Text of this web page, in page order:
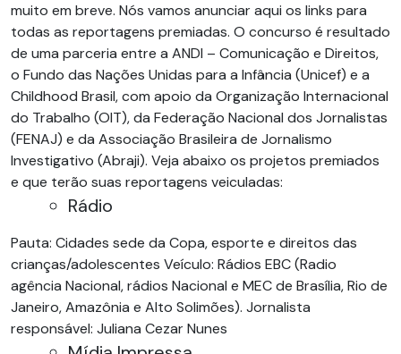
muito em breve. Nós vamos anunciar aqui os links para
todas as reportagens premiadas. O concurso é resultado
de uma parceria entre a ANDI – Comunicação e Direitos,
o Fundo das Nações Unidas para a Infância (Unicef) e a
Childhood Brasil, com apoio da Organização Internacional
do Trabalho (OIT), da Federação Nacional dos Jornalistas
(FENAJ) e da Associação Brasileira de Jornalismo
Investigativo (Abraji). Veja abaixo os projetos premiados
e que terão suas reportagens veiculadas:
Rádio
Pauta: Cidades sede da Copa, esporte e direitos das
crianças/adolescentes Veículo: Rádios EBC (Radio
agência Nacional, rádios Nacional e MEC de Brasília, Rio de
Janeiro, Amazônia e Alto Solimões). Jornalista
responsável: Juliana Cezar Nunes